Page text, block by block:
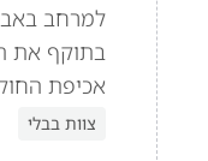
למרחב
בתוקף את
אכיפת
צוות בבלי